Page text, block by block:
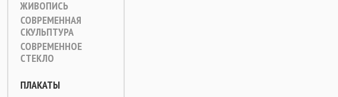
ЖИВОПИСЬ
СОВРЕМЕННАЯ
СКУЛЬПТУРА
СОВРЕМЕННОЕ
СТЕКЛО
ПЛАКАТЫ